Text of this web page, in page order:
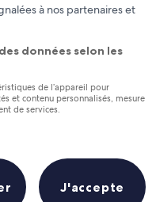
à nos partenaires et
données selon les
de l’appareil pour
et contenu personnalisés, mesure
de services.
J'accepte